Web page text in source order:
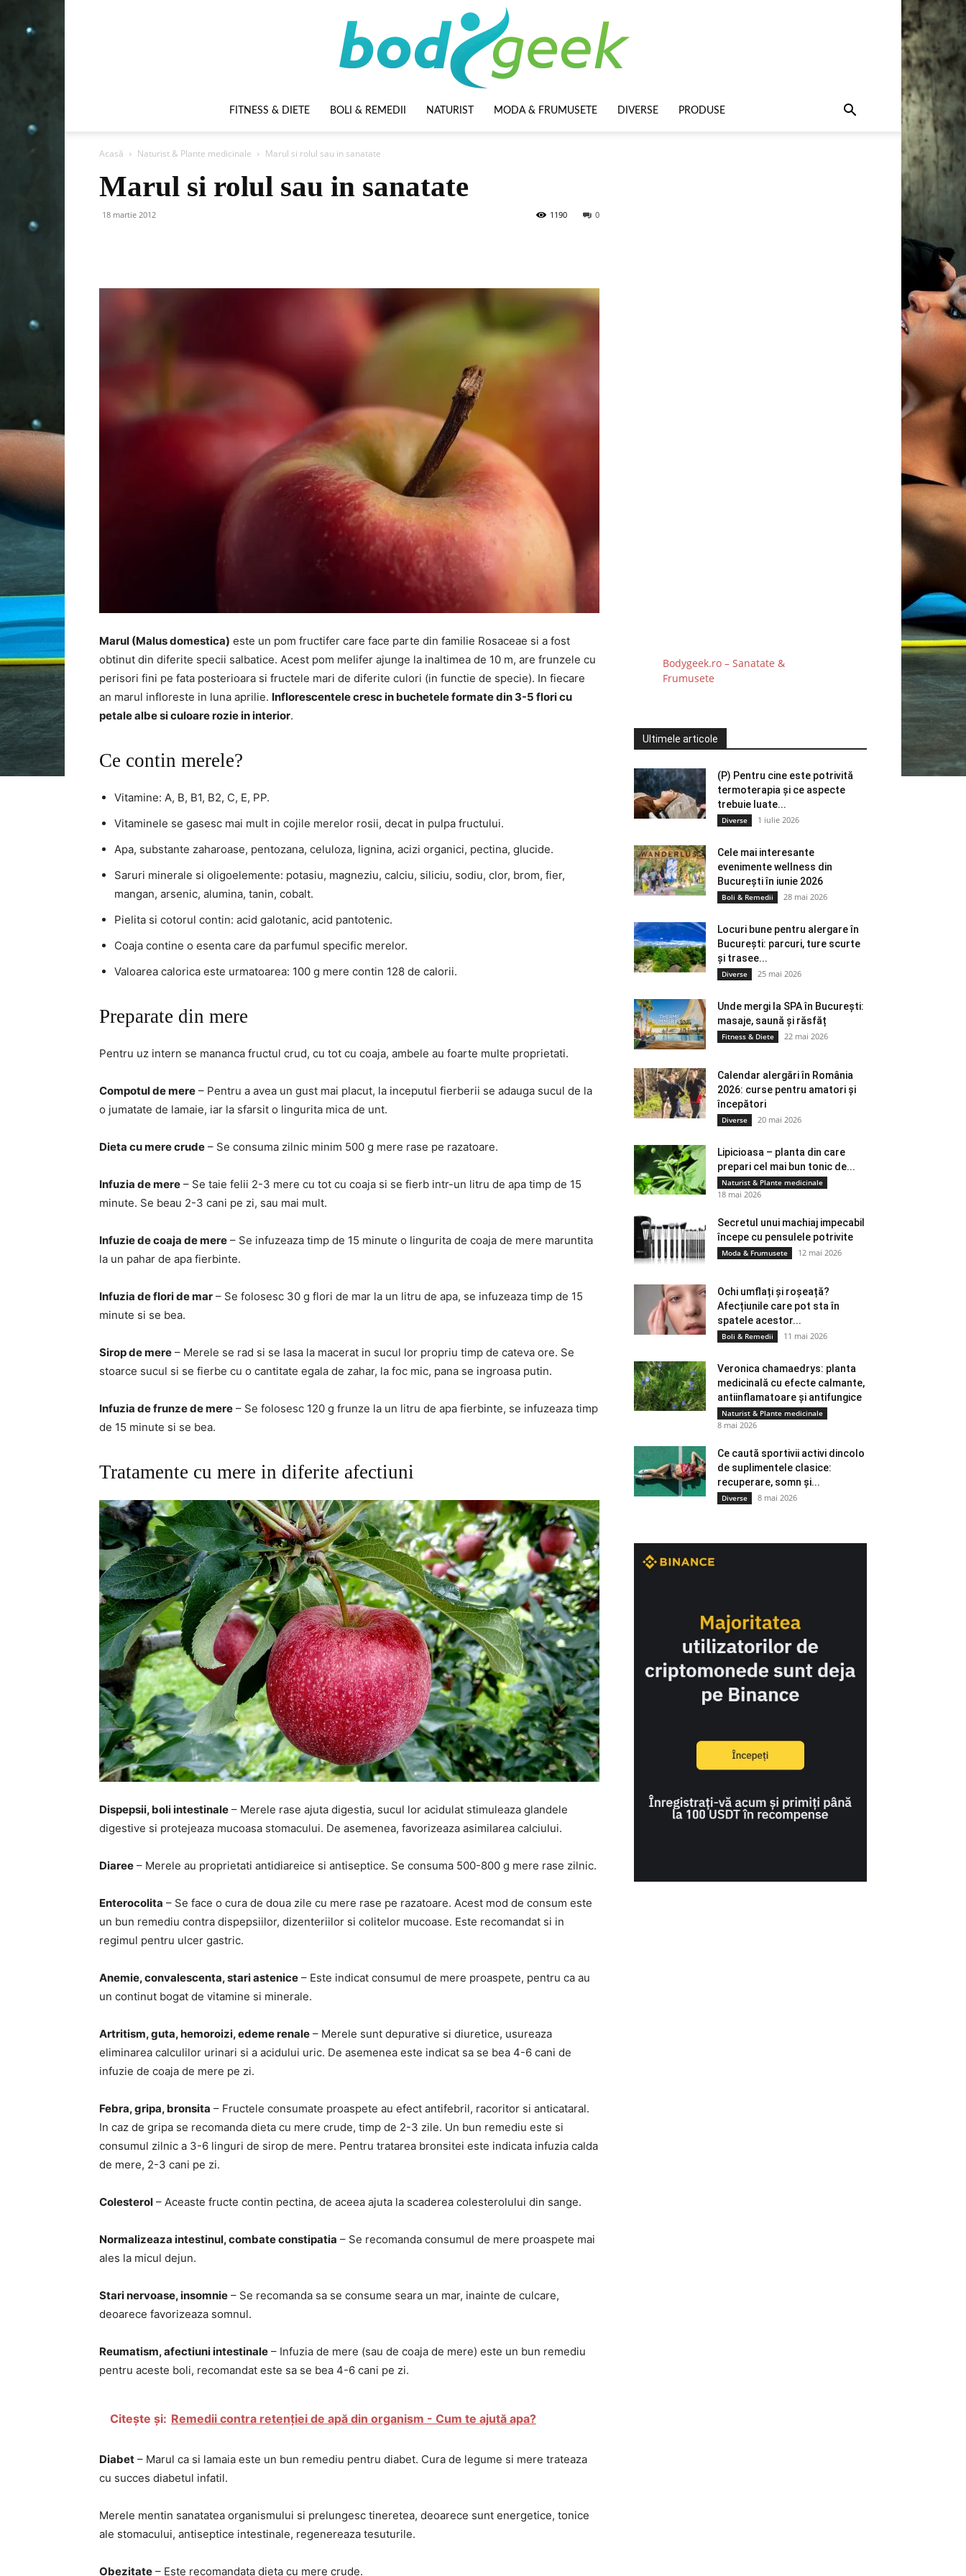
FITNESS & DIETE BOLI & REMEDII NATURIST MODA & FRUMUSETE DIVERSE PRODUSE
Acasă Naturist & Plante medicinale Marul si rolul sau in sanatate
Marul si rolul sau in sanatate
18 martie 2012 0
1190
Marul (Malus domestica) este un pom fructifer care face parte din familie Rosaceae si a fost
obtinut din diferite specii salbatice. Acest pom melifer ajunge la inaltimea de 10 m, are frunzele cu
perisori fini pe fata posterioara si fructele mari de diferite culori (in functie de specie). In fiecare
an marul infloreste in luna aprilie. Inflorescentele cresc in buchetele formate din 3-5 flori cu
petale albe si culoare rozie in interior.
Ce contin merele?
Vitamine: A, B, B1, B2, C, E, PP.
Vitaminele se gasesc mai mult in cojile merelor rosii, decat in pulpa fructului.
Apa, substante zaharoase, pentozana, celuloza, lignina, acizi organici, pectina, glucide.
Saruri minerale si oligoelemente: potasiu, magneziu, calciu, siliciu, sodiu, clor, brom, fier,
mangan, arsenic, alumina, tanin, cobalt.
Pielita si cotorul contin: acid galotanic, acid pantotenic.
Coaja contine o esenta care da parfumul specific merelor.
Valoarea calorica este urmatoarea: 100 g mere contin 128 de calorii.
Preparate din mere
Pentru uz intern se mananca fructul crud, cu tot cu coaja, ambele au foarte multe proprietati.
Compotul de mere – Pentru a avea un gust mai placut, la inceputul fierberii se adauga sucul de la
o jumatate de lamaie, iar la sfarsit o lingurita mica de unt.
Dieta cu mere crude – Se consuma zilnic minim 500 g mere rase pe razatoare.
Infuzia de mere – Se taie felii 2-3 mere cu tot cu coaja si se fierb intr-un litru de apa timp de 15
minute. Se beau 2-3 cani pe zi, sau mai mult.
Infuzie de coaja de mere – Se infuzeaza timp de 15 minute o lingurita de coaja de mere maruntita
la un pahar de apa fierbinte.
Infuzia de flori de mar – Se folosesc 30 g flori de mar la un litru de apa, se infuzeaza timp de 15
minute si se bea.
Sirop de mere – Merele se rad si se lasa la macerat in sucul lor propriu timp de cateva ore. Se
stoarce sucul si se fierbe cu o cantitate egala de zahar, la foc mic, pana se ingroasa putin.
Infuzia de frunze de mere – Se folosesc 120 g frunze la un litru de apa fierbinte, se infuzeaza timp
de 15 minute si se bea.
Tratamente cu mere in diferite afectiuni
Dispepsii, boli intestinale – Merele rase ajuta digestia, sucul lor acidulat stimuleaza glandele
digestive si protejeaza mucoasa stomacului. De asemenea, favorizeaza asimilarea calciului.
Diaree – Merele au proprietati antidiareice si antiseptice. Se consuma 500-800 g mere rase zilnic.
Enterocolita – Se face o cura de doua zile cu mere rase pe razatoare. Acest mod de consum este
un bun remediu contra dispepsiilor, dizenteriilor si colitelor mucoase. Este recomandat si in
regimul pentru ulcer gastric.
Anemie, convalescenta, stari astenice – Este indicat consumul de mere proaspete, pentru ca au
un continut bogat de vitamine si minerale.
Artritism, guta, hemoroizi, edeme renale – Merele sunt depurative si diuretice, usureaza
eliminarea calculilor urinari si a acidului uric. De asemenea este indicat sa se bea 4-6 cani de
infuzie de coaja de mere pe zi.
Febra, gripa, bronsita – Fructele consumate proaspete au efect antifebril, racoritor si anticataral.
In caz de gripa se recomanda dieta cu mere crude, timp de 2-3 zile. Un bun remediu este si
consumul zilnic a 3-6 linguri de sirop de mere. Pentru tratarea bronsitei este indicata infuzia calda
de mere, 2-3 cani pe zi.
Colesterol – Aceaste fructe contin pectina, de aceea ajuta la scaderea colesterolului din sange.
Normalizeaza intestinul, combate constipatia – Se recomanda consumul de mere proaspete mai
ales la micul dejun.
Stari nervoase, insomnie – Se recomanda sa se consume seara un mar, inainte de culcare,
deoarece favorizeaza somnul.
Reumatism, afectiuni intestinale – Infuzia de mere (sau de coaja de mere) este un bun remediu
pentru aceste boli, recomandat este sa se bea 4-6 cani pe zi.
Citește și: Remedii contra retenției de apă din organism - Cum te ajută apa?
Diabet – Marul ca si lamaia este un bun remediu pentru diabet. Cura de legume si mere trateaza
cu succes diabetul infatil.
Merele mentin sanatatea organismului si prelungesc tineretea, deoarece sunt energetice, tonice
ale stomacului, antiseptice intestinale, regenereaza tesuturile.
Obezitate – Este recomandata dieta cu mere crude.
Bodygeek.ro – Sanatate &
Frumusete
Ultimele articole
(P) Pentru cine este potrivită
termoterapia și ce aspecte
trebuie luate...
Diverse 1 iulie 2026
Cele mai interesante
evenimente wellness din
București în iunie 2026
Boli & Remedii 28 mai 2026
Locuri bune pentru alergare în
București: parcuri, ture scurte
și trasee...
Diverse 25 mai 2026
Unde mergi la SPA în București:
masaje, saună și răsfăț
Fitness & Diete 22 mai 2026
Calendar alergări în România
2026: curse pentru amatori și
începători
Diverse 20 mai 2026
Lipicioasa – planta din care
prepari cel mai bun tonic de...
Naturist & Plante medicinale
18 mai 2026
Secretul unui machiaj impecabil
începe cu pensulele potrivite
Moda & Frumusete 12 mai 2026
Ochi umflați și roșeață?
Afecțiunile care pot sta în
spatele acestor...
Boli & Remedii 11 mai 2026
Veronica chamaedrys: planta
medicinală cu efecte calmante,
antiinflamatoare și antifungice
Naturist & Plante medicinale
8 mai 2026
Ce caută sportivii activi dincolo
de suplimentele clasice:
recuperare, somn și...
Diverse 8 mai 2026